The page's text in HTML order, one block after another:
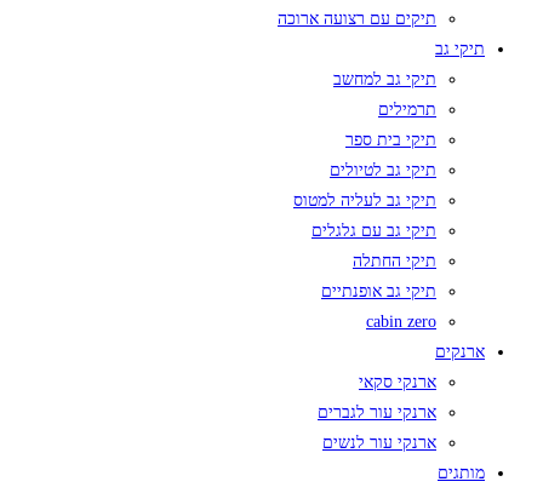
תיקים עם רצועה ארוכה
תיקי גב
תיקי גב למחשב
תרמילים
תיקי בית ספר
תיקי גב לטיולים
תיקי גב לעליה למטוס
תיקי גב עם גלגלים
תיקי החתלה
תיקי גב אופנתיים
cabin zero
ארנקים
ארנקי סקאי
ארנקי עור לגברים
ארנקי עור לנשים
מותגים